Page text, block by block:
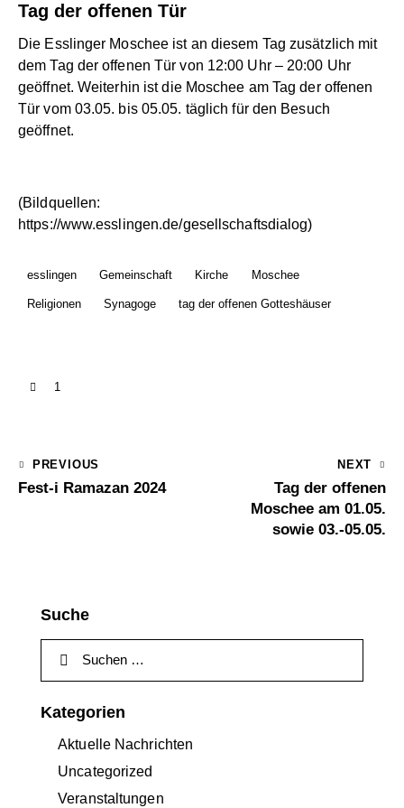
Tag der offenen Tür
Die Esslinger Moschee ist an diesem Tag zusätzlich mit
dem Tag der offenen Tür von 12:00 Uhr – 20:00 Uhr
geöffnet. Weiterhin ist die Moschee am Tag der offenen
Tür vom 03.05. bis 05.05. täglich für den Besuch
geöffnet.
(Bildquellen:
https://www.esslingen.de/gesellschaftsdialog)
esslingen Gemeinschaft Kirche Moschee
Religionen Synagoge tag der offenen Gotteshäuser
1
PREVIOUS
Fest-i Ramazan 2024
NEXT
Tag der offenen
Moschee am 01.05.
sowie 03.-05.05.
Suche
Kategorien
Aktuelle Nachrichten
Uncategorized
Veranstaltungen